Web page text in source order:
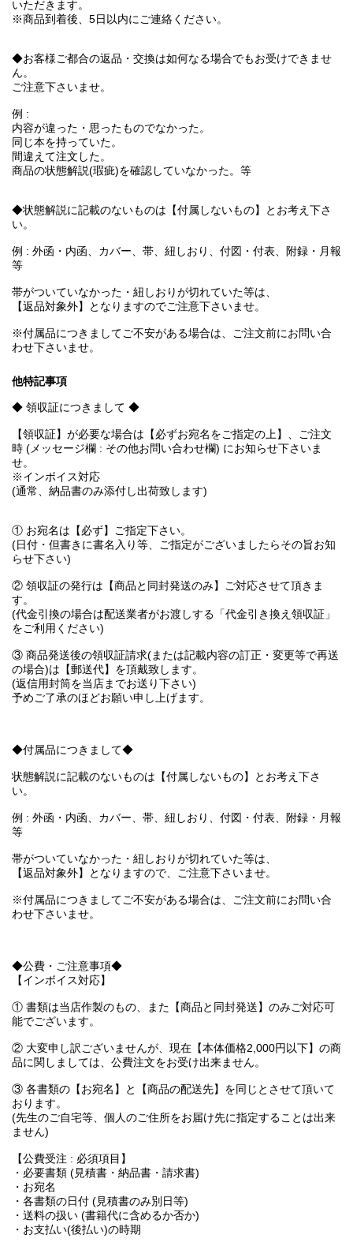
いただきます。
※商品到着後、5日以内にご連絡ください。
◆お客様ご都合の返品・交換は如何なる場合でもお受けできませ
ん。
ご注意下さいませ。
例 :
内容が違った・思ったものでなかった。
同じ本を持っていた。
間違えて注文した。
商品の状態解説(瑕疵)を確認していなかった。等
◆状態解説に記載のないものは【付属しないもの】とお考え下さ
い。
例 : 外函・内函、カバー、帯、紐しおり、付図・付表、附録・月報
等
帯がついていなかった・紐しおりが切れていた等は、
【返品対象外】となりますのでご注意下さいませ。
※付属品につきましてご不安がある場合は、ご注文前にお問い合
わせ下さいませ。
他特記事項
◆ 領収証につきまして ◆
【領収証】が必要な場合は【必ずお宛名をご指定の上】、ご注文
時 (メッセージ欄 : その他お問い合わせ欄) にお知らせ下さいま
せ。
※インボイス対応
(通常、納品書のみ添付し出荷致します)
① お宛名は【必ず】ご指定下さい。
(日付・但書きに書名入り等、ご指定がございましたらその旨お知
らせ下さい)
② 領収証の発行は【商品と同封発送のみ】ご対応させて頂きま
す。
(代金引換の場合は配送業者がお渡しする「代金引き換え領収証」
をご利用ください)
③ 商品発送後の領収証請求(または記載内容の訂正・変更等で再送
の場合)は【郵送代】を頂戴致します。
(返信用封筒を当店までお送り下さい)
予めご了承のほどお願い申し上げます。
◆付属品につきまして◆
状態解説に記載のないものは【付属しないもの】とお考え下さ
い。
例 : 外函・内函、カバー、帯、紐しおり、付図・付表、附録・月報
等
帯がついていなかった・紐しおりが切れていた等は、
【返品対象外】となりますので、ご注意下さいませ。
※付属品につきましてご不安がある場合は、ご注文前にお問い合
わせ下さいませ。
◆公費・ご注意事項◆
【インボイス対応】
① 書類は当店作製のもの、また【商品と同封発送】のみご対応可
能でございます。
② 大変申し訳ございませんが、現在【本体価格2,000円以下】の商
品に関しましては、公費注文をお受け出来ません。
③ 各書類の【お宛名】と【商品の配送先】を同じとさせて頂いて
おります。
(先生のご自宅等、個人のご住所をお届け先に指定することは出来
ません)
【公費受注 : 必須項目】
・必要書類 (見積書・納品書・請求書)
・お宛名
・各書類の日付 (見積書のみ別日等)
・送料の扱い (書籍代に含めるか否か)
・お支払い(後払い)の時期